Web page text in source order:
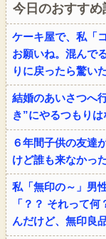
今日のおすすめ
ケーキ屋で、私「
お願いね。混んで
りに戻ったら驚い
結婚のあいさつへ
き”にやるつもり
６年間子供の友達
けど誰も来なかっ
私「無印の～」男
「？？ それって
んだけど、無印良